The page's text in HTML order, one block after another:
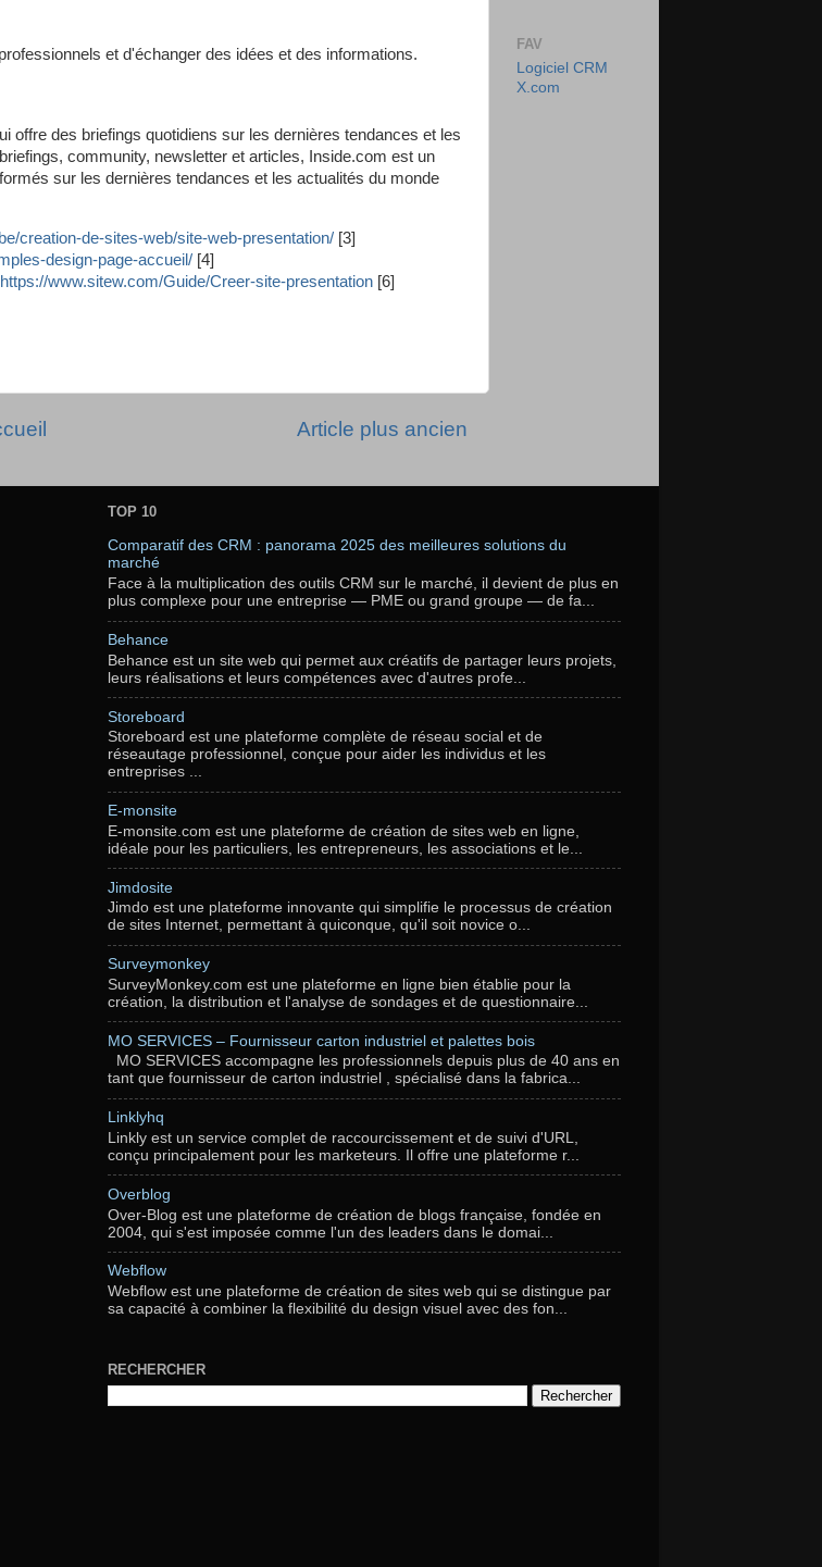
et d'échanger des idées et des informations.
offre des briefings quotidiens sur les dernières tendances et les
community, newsletter et articles, Inside.com est un
sur les dernières tendances et les actualités du monde
creation-de-sites-web/site-web-presentation/ [3]
design-page-accueil/ [4]
https://www.sitew.com/Guide/Creer-site-presentation [6]
Article plus ancien
FAV
Logiciel CRM
X.com
TOP 10
Comparatif des CRM : panorama 2025 des meilleures solutions du
marché
Face à la multiplication des outils CRM sur le marché, il devient de plus en
plus complexe pour une entreprise — PME ou grand groupe — de fa...
Behance
Behance est un site web qui permet aux créatifs de partager leurs projets,
leurs réalisations et leurs compétences avec d'autres profe...
Storeboard
Storeboard est une plateforme complète de réseau social et de
réseautage professionnel, conçue pour aider les individus et les
entreprises ...
E-monsite
E-monsite.com est une plateforme de création de sites web en ligne,
idéale pour les particuliers, les entrepreneurs, les associations et le...
Jimdosite
Jimdo est une plateforme innovante qui simplifie le processus de création
de sites Internet, permettant à quiconque, qu'il soit novice o...
Surveymonkey
SurveyMonkey.com est une plateforme en ligne bien établie pour la
création, la distribution et l'analyse de sondages et de questionnaire...
MO SERVICES – Fournisseur carton industriel et palettes bois
MO SERVICES accompagne les professionnels depuis plus de 40 ans en
tant que fournisseur de carton industriel , spécialisé dans la fabrica...
Linklyhq
Linkly est un service complet de raccourcissement et de suivi d'URL,
conçu principalement pour les marketeurs. Il offre une plateforme r...
Overblog
Over-Blog est une plateforme de création de blogs française, fondée en
2004, qui s'est imposée comme l'un des leaders dans le domai...
Webflow
Webflow est une plateforme de création de sites web qui se distingue par
sa capacité à combiner la flexibilité du design visuel avec des fon...
RECHERCHER